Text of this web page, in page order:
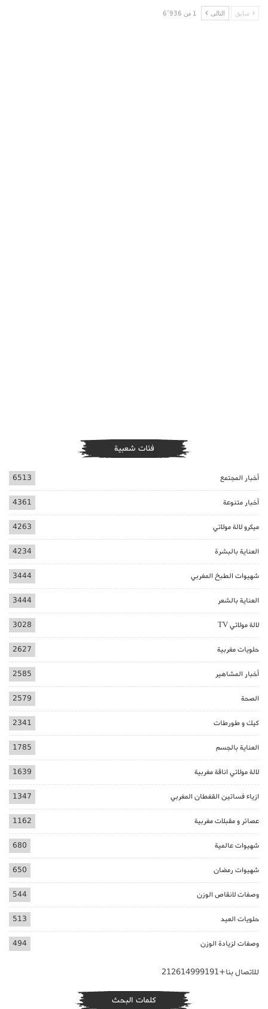
سابق التالى 1 من 6٬936
فئات شعبية
أخبار المجتمع 6513
أخبار متنوعة 4361
ميكرو لالة مولاتي 4263
العناية بالبشرة 4234
شهيوات الطبخ المغربي 3444
العناية بالشعر 3444
لالة مولاتي TV 3028
حلويات مغربية 2627
أخبار المشاهير 2585
الصحة 2579
كيك و طورطات 2341
العناية بالجسم 1785
لالة مولاتي اناقة مغربية 1639
ازياء فساتين القفطان المغربي 1347
عصائر و مقبلات مغربية 1162
شهيوات عالمية 680
شهيوات رمضان 650
وصفات لانقاص الوزن 544
حلويات العيد 513
وصفات لزيادة الوزن 494
للاتصال بنا+212614999191
كلمات البحث